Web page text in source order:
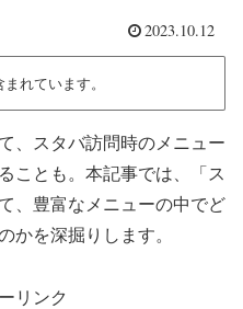
2023.10.12
れています。
、スタバ訪問時のメニュー
ことも。本記事では、「ス
、豊富なメニューの中でど
かを深掘りします。
リンク